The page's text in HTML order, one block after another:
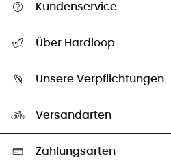
Kundenservice
Größentabelle
Vertrag widerrufen
Über Hardloop
Unsere Botschafter
Unsere Verpflichtungen
Auswahl an nachhaltigen Produkten
Versandarten
Zahlungsarten